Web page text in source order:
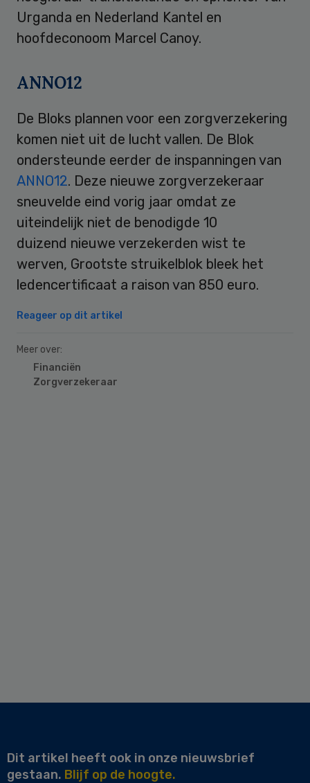
Urganda en Nederland Kantel en
hoofdeconoom Marcel Canoy.
ANNO12
De Bloks plannen voor een zorgverzekering
komen niet uit de lucht vallen. De Blok
ondersteunde eerder de inspanningen van
ANNO12. Deze nieuwe zorgverzekeraar
sneuvelde eind vorig jaar omdat ze
uiteindelijk niet de benodigde 10
duizend nieuwe verzekerden wist te
werven, Grootste struikelblok bleek het
ledencertificaat a raison van 850 euro.
Reageer op dit artikel
Meer over:
Financiën
Zorgverzekeraar
Dit artikel heeft ook in onze nieuwsbrief
gestaan. Blijf op de hoogte.